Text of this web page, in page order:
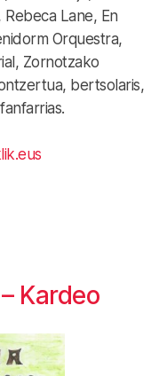
Lane, En
Orquestra,
Zornotzako
bertsolaris,
Kardeo